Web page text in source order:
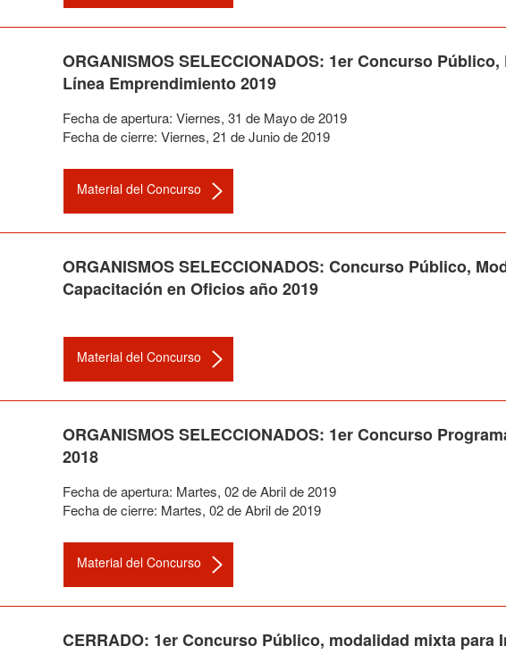
ORGANISMOS SELECCIONADOS: 1er Concurso
Línea Emprendimiento 2019
Fecha de apertura: Viernes, 31 de Mayode2019
Fecha de cierre: Viernes, 21 deJuniode2019
Material del Concurso
ORGANISMOS SELECCIONADOS: Concurso Público,
Capacitación en Oficios año 2019
Material del Concurso
ORGANISMOS SELECCIONADOS: 1er Concurso
2018
Fecha de apertura: Martes, 02deAbrilde2019
Fecha de cierre: Martes, 02deAbrilde2019
Material del Concurso
CERRADO: 1er Concurso Público, modalidad mixta